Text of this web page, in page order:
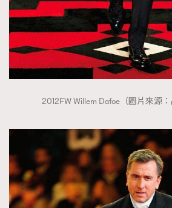
2012FW Willem Dafoe（圖片來源：